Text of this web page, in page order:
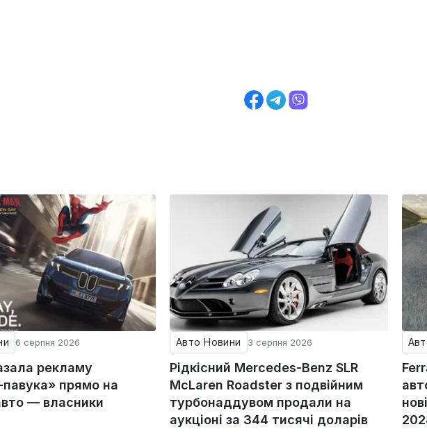
6 серпня 2026
рекламу
прямо на
— власники
Авто Новини 3 серпня 2026
Рідкісний Mercedes-Benz SLR
McLaren Roadster з подвійним
турбонаддувом продали на
аукціоні за 344 тисячі доларів